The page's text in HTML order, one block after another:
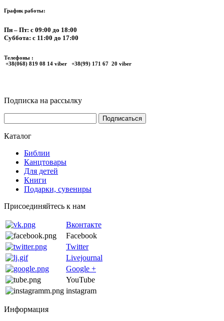
График работы:
Пн – Пт: с 09:00 до 18:00
Суббота: с 11:00 до 17:00
Телефоны :
+38(068) 819 08 14 viber +38(99) 171 67 20 viber
Подписка на рассылку
Каталог
Библии
Канцтовары
Для детей
Книги
Подарки, сувениры
Присоединяйтесь к нам
Вконтакте
Facebook
Twitter
Livejournal
Google +
YouTube
instagram
Информация